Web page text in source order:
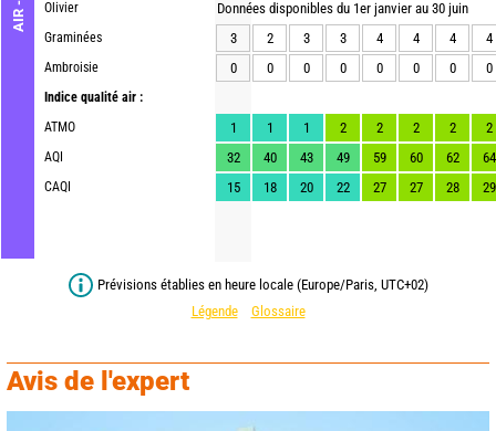
Olivier
Graminées
Ambroisie
Indice qualité air :
ATMO
AQI
CAQI
Données disponibles du 1er janvier au 30 juin
3
2 3 3 4 4 4
4
0
0 0 0 0 0 0 0
1 1 1 2 2 2 2
2
32
40 43 49 59 60 62
64
15
18 20 22 27 27 28 29
Prévisions établies en heure locale (Europe/Paris, UTC+02)
Légende
Glossaire
Avis de l'expert